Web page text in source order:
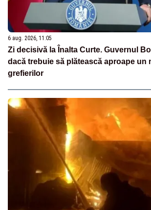
6 aug. 2026, 11:05
Zi decisivă la Înalta Curte. Guvernul
dacă trebuie să plătească aproape un
grefierilor